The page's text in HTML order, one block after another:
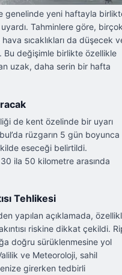
genelinde yeni haftayla
Tahminlere göre,
sıcaklıkları da düşecek
Bu değişimle birlikte özellikle
uzak, daha serin bir hafta
de kent özelinde bir uyarı
rüzgarın 5 gün boyunca
eseceği belirtildi.
ila 50 kilometre arasında
Tehlikesi
yapılan açıklamada,
riskine dikkat çekildi.
doğru sürüklenmesine yol
ve Meteoroloji, sahil
girerken tedbirli